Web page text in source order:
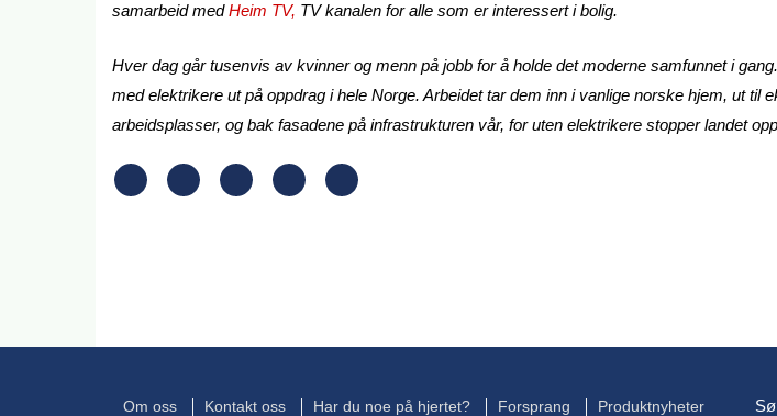
samarbeid medHeim TV, TV kanalen for alle som er interessert i bolig.
Hver dag går tusenvis av kvinner og menn på jobb for å holde det moderne samfunnet i
med elektrikere ut på oppdrag i hele Norge. Arbeidet tar dem inn i vanlige norske hjem, ut til
arbeidsplasser, og bak fasadene på infrastrukturen vår, for uten elektrikere stopper landet
Om oss Kontakt oss Har du noe på hjertet? Forsprang Produktnyheter